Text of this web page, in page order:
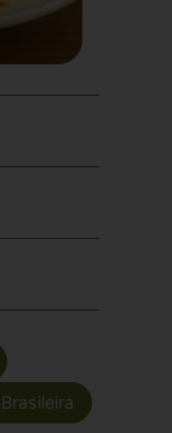
Brasileira